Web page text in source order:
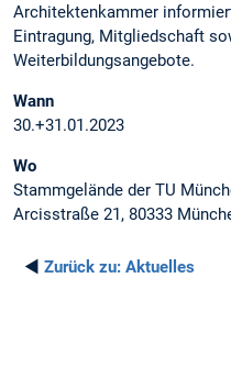
Architektenkammer
Eintragung, Mitgliedschaft
Weiterbildungsangebote.
Wann
30.+31.01.2023
Wo
Stammgelände der TU
Arcisstraße 21, 80333
◄ Zurück zu: Aktuelles